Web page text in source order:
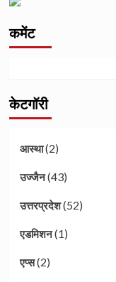
कमेंट
केटगॉरी
आस्था(2)
उज्जैन(43)
उत्तरप्रदेश(52)
एडमिशन(1)
एप्स(2)